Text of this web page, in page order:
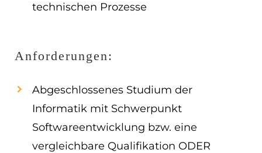
technischen Prozesse
Anforderungen:
Abgeschlossenes Studium der
Informatik mit Schwerpunkt
Softwareentwicklung bzw. eine
vergleichbare Qualifikation ODER